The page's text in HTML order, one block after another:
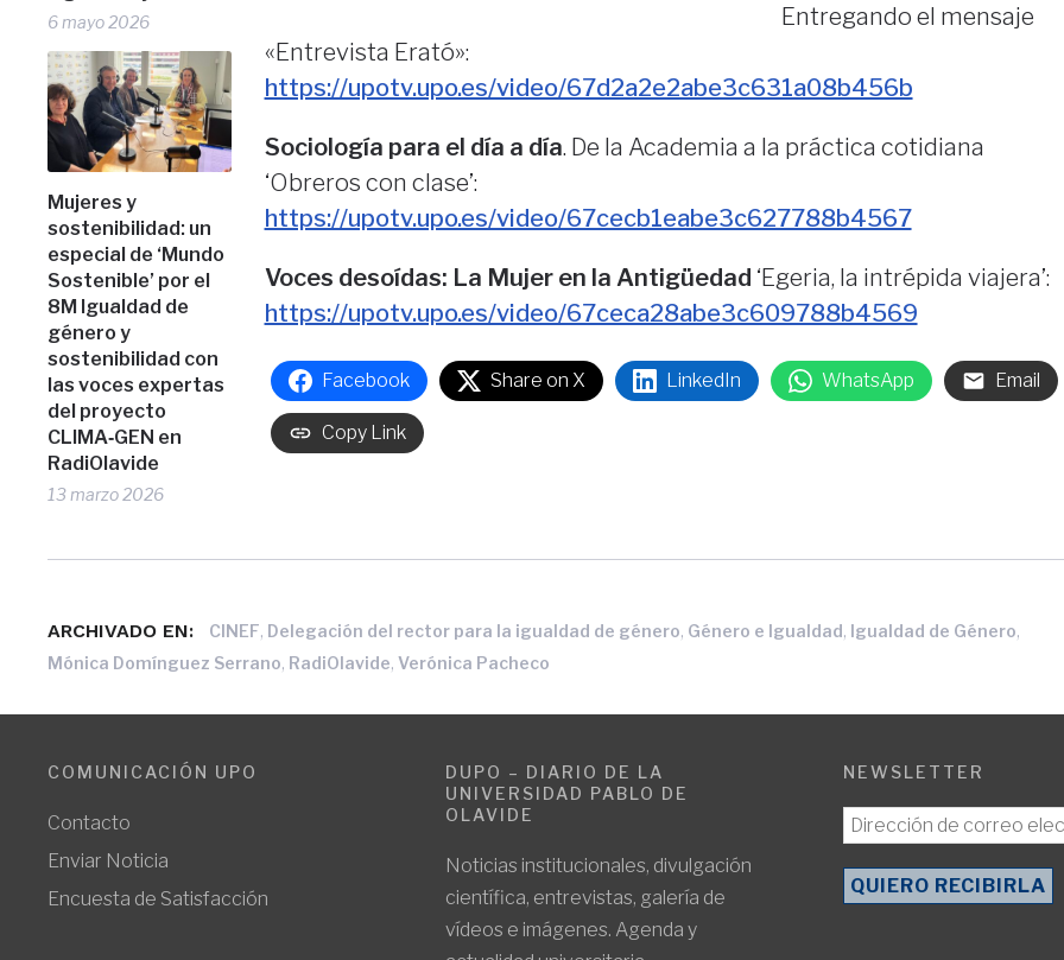
6 mayo 2026
Mujeres y
sostenibilidad: un
especial de ‘Mundo
Sostenible’ por el
8M Igualdad de
género y
sostenibilidad con
las voces expertas
del proyecto
CLIMA‑GEN en
RadiOlavide
13 marzo 2026
Entregando el mensaje
«Entrevista Erató»:
https://upotv.upo.es/video/67d2a2e2abe3c631a08b456b
Sociología para el día a día. De la Academia a la práctica cotidiana
‘Obreros con clase’:
https://upotv.upo.es/video/67cecb1eabe3c627788b4567
Voces desoídas: La Mujer en la Antigüedad ‘Egeria, la intrépida viajera’:
https://upotv.upo.es/video/67ceca28abe3c609788b4569
Facebook Share on X LinkedIn WhatsApp Email
Copy Link
ARCHIVADO EN: CINEF, Delegación del rector para la igualdad de género, Género e Igualdad, Igualdad de Género,
Mónica Domínguez Serrano, RadiOlavide,Verónica Pacheco
COMUNICACIÓN UPO
Contacto
Enviar Noticia
Encuesta de Satisfacción
DUPO – DIARIO DE LA
UNIVERSIDAD PABLO DE
OLAVIDE
Noticias institucionales, divulgación
científica, entrevistas, galería de
vídeos e imágenes. Agenda y
NEWSLETTER